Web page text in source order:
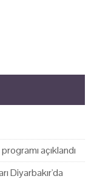
açıklandı
Diyarbakır'da